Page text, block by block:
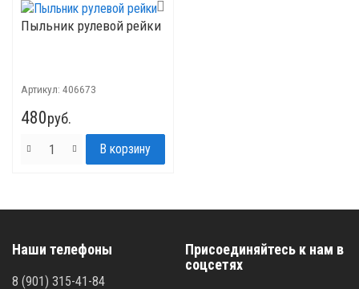
Пыльник рулевой рейки
Артикул: 406673
480руб.
Наши телефоны
8 (901) 315-41-84
Присоединяйтесь к нам в
соцсетях